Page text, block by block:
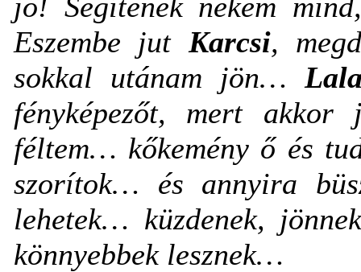
Eszembe jut Karcsi,
sokkal utánam jön…
fényképezőt, mert
féltem… kőkemény ő és
szorítok… és annyira
lehetek… küzdenek,
könnyebbek lesznek…